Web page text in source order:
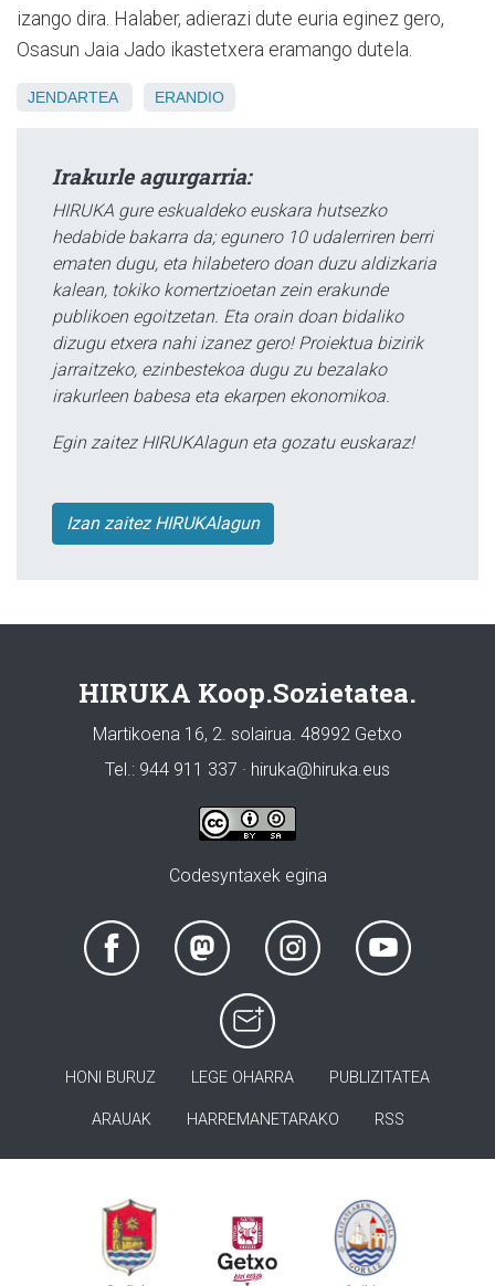
izango dira. Halaber, adierazi dute euria eginez gero,
Osasun Jaia Jado ikastetxera eramango dutela.
JENDARTEA ERANDIO
Irakurle agurgarria:
HIRUKA gure eskualdeko euskara hutsezko
hedabide bakarra da; egunero 10 udalerriren berri
ematen dugu, eta hilabetero doan duzu aldizkaria
kalean, tokiko komertzioetan zein erakunde
publikoen egoitzetan. Eta orain doan bidaliko
dizugu etxera nahi izanez gero! Proiektua bizirik
jarraitzeko, ezinbestekoa dugu zu bezalako
irakurleen babesa eta ekarpen ekonomikoa.
Egin zaitez HIRUKAlagun eta gozatu euskaraz!
Izan zaitez HIRUKAlagun
HIRUKA Koop.Sozietatea.
Martikoena 16, 2. solairua. 48992 Getxo
Tel.: 944 911 337 · hiruka@hiruka.eus
Codesyntaxek egina
HONI BURUZ LEGE OHARRA PUBLIZITATEA
ARAUAK HARREMANETARAKO RSS